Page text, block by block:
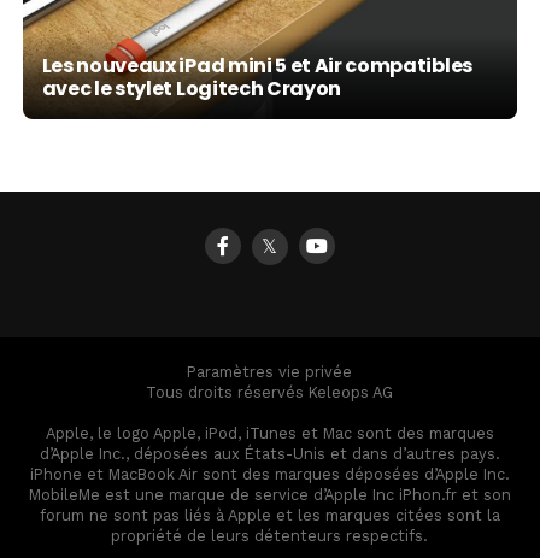
Les nouveaux iPad mini 5 et Air compatibles
avec le stylet Logitech Crayon
𝕏
Paramètres vie privée
Tous droits réservés Keleops AG
Apple, le logo Apple, iPod, iTunes et Mac sont des marques
d’Apple Inc., déposées aux États-Unis et dans d’autres pays.
iPhone et MacBook Air sont des marques déposées d’Apple Inc.
MobileMe est une marque de service d’Apple Inc iPhon.fr et son
forum ne sont pas liés à Apple et les marques citées sont la
propriété de leurs détenteurs respectifs.